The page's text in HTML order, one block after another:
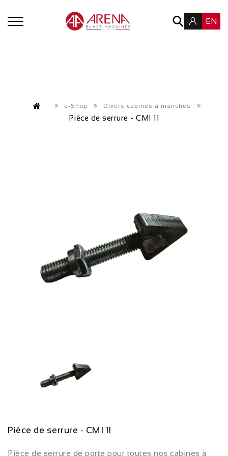
EN
e-Shop Divers cabines à manches
Pièce de serrure - CMI 11
Pièce de serrure - CMI 11
Pièce de serrure de porte pour toutes nos cabines à